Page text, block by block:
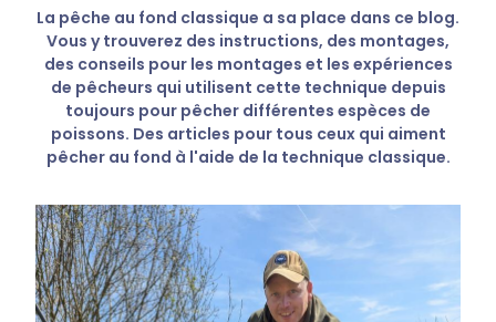
English
Español
Français
Italiano
Magyar
Nederlands
Pусский
Slovenčina
Suomalainen
Svenska
Türk
Українська
Blog
À propos de
l'application
Fishsurfing
La pêche au fond classique a sa place dans ce blog.
Vous y trouverez des instructions, des montages,
des conseils pour les montages et les expériences
de pêcheurs qui utilisent cette technique depuis
toujours pour pêcher différentes espèces de
poissons. Des articles pour tous ceux qui aiment
pêcher au fond à l'aide de la technique classique.